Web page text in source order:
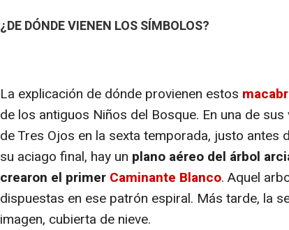
¿DE DÓNDE VIENEN LOS SÍMBOLOS?
La explicación de dónde provienen estos
de los antiguos Niños del Bosque. En una de
de Tres Ojos en la sexta temporada, justo antes
su aciago final, hay un plano aéreo del árbol
crearon el primer Caminante Blanco. Aquel
dispuestas en ese patrón espiral. Más tarde, la
imagen, cubierta de nieve.